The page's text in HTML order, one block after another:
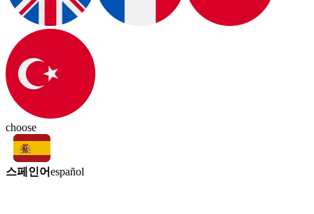
choose
스페인어español